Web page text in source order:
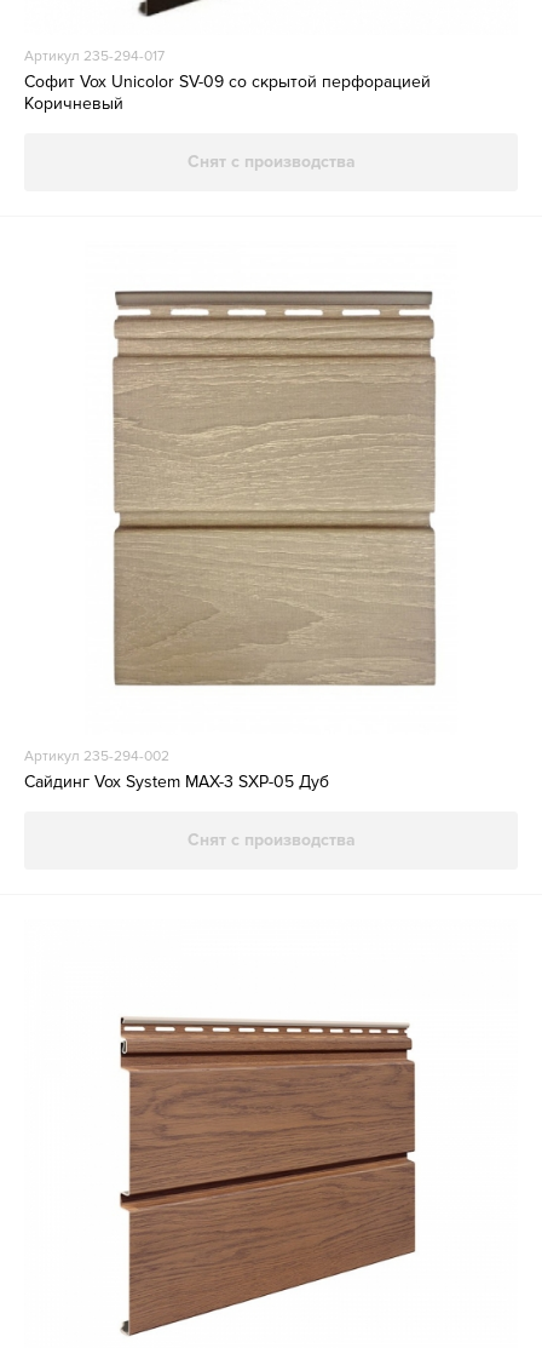
Артикул 235-294-017
Софит Vox Unicolor SV-09 со скрытой перфорацией
Коричневый
Снят с производства
Артикул 235-294-002
Сайдинг Vox System MAX-3 SXP-05 Дуб
Снят с производства